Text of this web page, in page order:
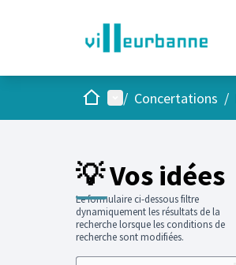
AccueilMenu principal
/ Concertations /
💡 Vos idées
Le formulaire ci-dessous filtre
dynamiquement les résultats de la
recherche lorsque les conditions de
recherche sont modifiées.